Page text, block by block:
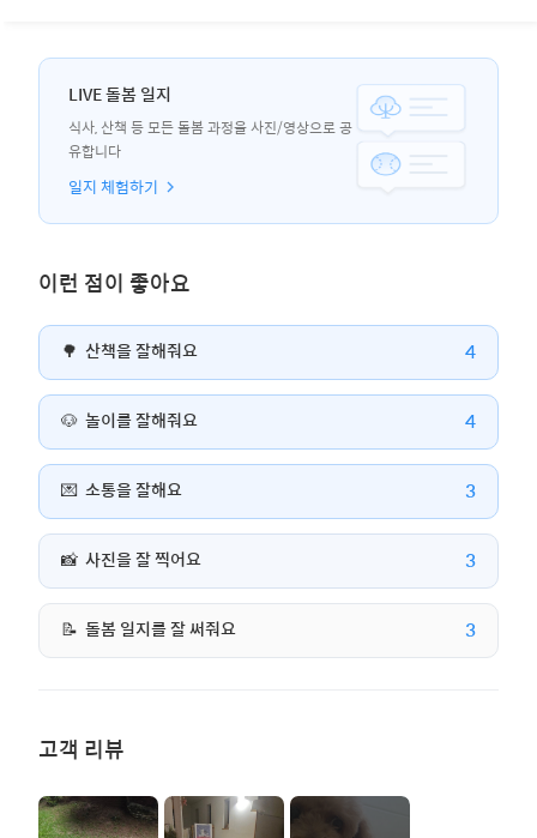
LIVE 돌봄 일지
식사, 산책 등 모든 돌봄 과정을 사진/영상으로 공
유합니다
일지 체험하기
이런 점이 좋아요
🌳 산책을 잘해줘요 4
🐶 놀이를 잘해줘요 4
💌 소통을 잘해요 3
📸 사진을 잘 찍어요 3
📝 돌봄 일지를 잘 써줘요 3
고객 리뷰